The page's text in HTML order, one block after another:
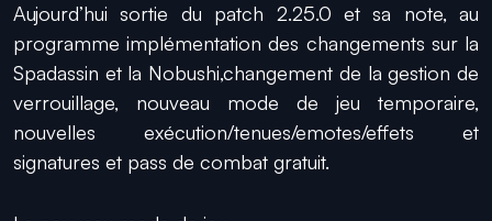
Aujourd’hui sortie du patch 2.25.0 et sa note, au
programme implémentation des changements sur la
Spadassin et la Nobushi,changement de la gestion de
verrouillage, nouveau mode de jeu temporaire,
nouvelles exécution/tenues/emotes/effets et
signatures et pass de combat gratuit.